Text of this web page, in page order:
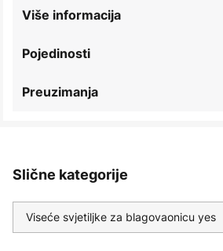
Pojedinosti
Više informacija
Preuzimanja
Slične kategorije
Viseće svjetiljke za blagovaonicu yes